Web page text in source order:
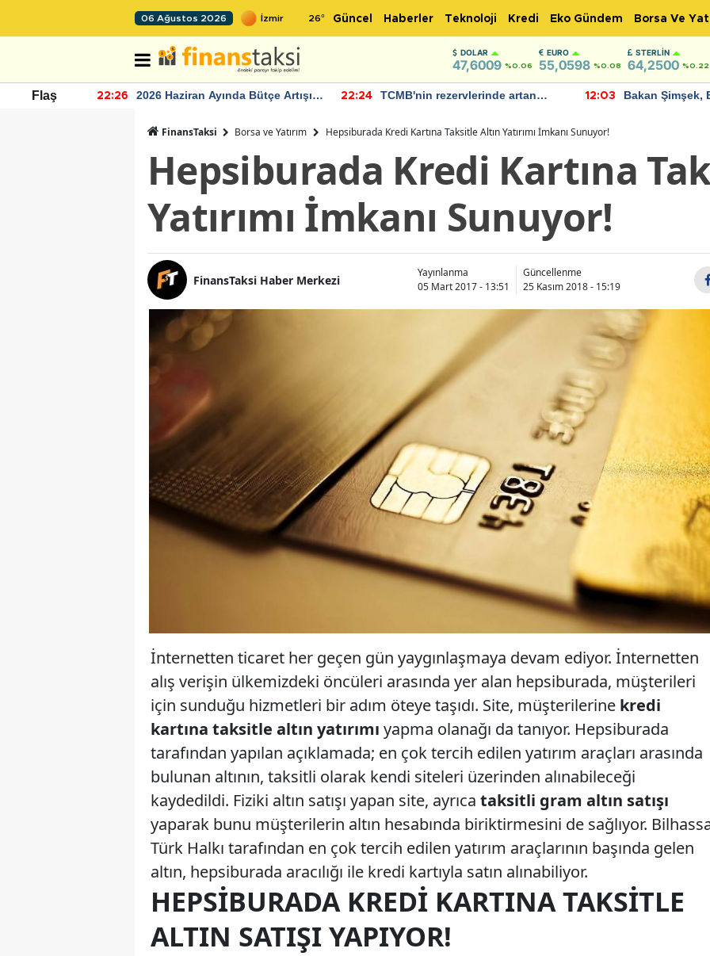
06 Ağustos 2026 26° Güncel Haberler Teknoloji Kredi Eko Gündem Borsa Ve
DOLAR
47,6009 %0.06
EURO
55,0598 %0.08
STERLIN
64,2500 %0.22
Flaş 22:26
2026 Haziran Ayında Bütçe Artışı
22:24
TCMB'nin rezervlerinde artan
12:03
Bakan Şimşek,
FinansTaksi Borsa ve Yatırım Hepsiburada Kredi Kartına Taksitle Altın Yatırımı İmkanı Sunuyor!
Hepsiburada Kredi Kartına
Yatırımı İmkanı Sunuyor!
FinansTaksi Haber Merkezi
Yayınlanma
05 Mart 2017 - 13:51
Güncellenme
25 Kasım 2018 - 15:19
İnternetten ticaret her geçen gün yaygınlaşmaya devam ediyor. İnternetten
alış verişin ülkemizdeki öncüleri arasında yer alan hepsiburada, müşterileri
için sunduğu hizmetleri bir adım öteye taşıdı. Site, müşterilerine kredi
kartına taksitle altın yatırımı yapma olanağı da tanıyor. Hepsiburada
tarafından yapılan açıklamada; en çok tercih edilen yatırım araçları arasında
bulunan altının, taksitli olarak kendi siteleri üzerinden alınabileceği
kaydedildi. Fiziki altın satışı yapan site, ayrıca taksitli gram altın satışı
yaparak bunu müşterilerin altın hesabında biriktirmesini de sağlıyor.
Türk Halkı tarafından en çok tercih edilen yatırım araçlarının başında gelen
altın, hepsiburada aracılığı ile kredi kartıyla satın alınabiliyor.
HEPSIBURADA KREDI KARTINA TAKSITLE
ALTIN SATIŞI YAPIYOR!